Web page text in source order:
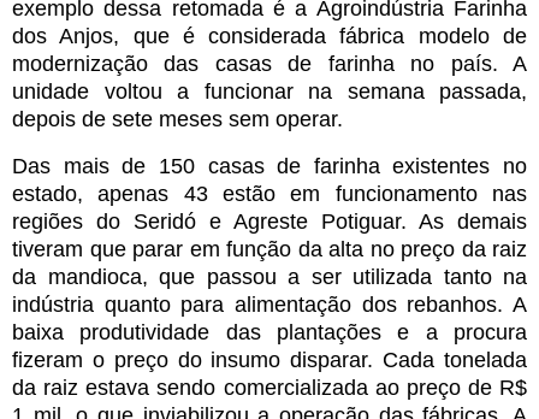
exemplo dessa retomada é a Agroindústria Farinha
dos Anjos, que é considerada fábrica modelo de
modernização das casas de farinha no país. A
unidade voltou a funcionar na semana passada,
depois de sete meses sem operar.
Das mais de 150 casas de farinha existentes no
estado, apenas 43 estão em funcionamento nas
regiões do Seridó e Agreste Potiguar. As demais
tiveram que parar em função da alta no preço da raiz
da mandioca, que passou a ser utilizada tanto na
indústria quanto para alimentação dos rebanhos. A
baixa produtividade das plantações e a procura
fizeram o preço do insumo disparar. Cada tonelada
da raiz estava sendo comercializada ao preço de R$